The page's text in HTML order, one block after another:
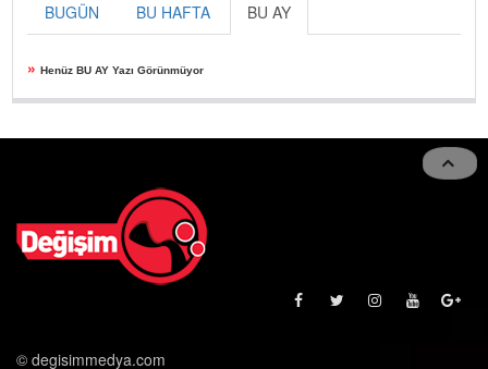
BUGÜN BU HAFTA BU AY
» Henüz BU AY Yazı Görünmüyor
© degisimmedya.com